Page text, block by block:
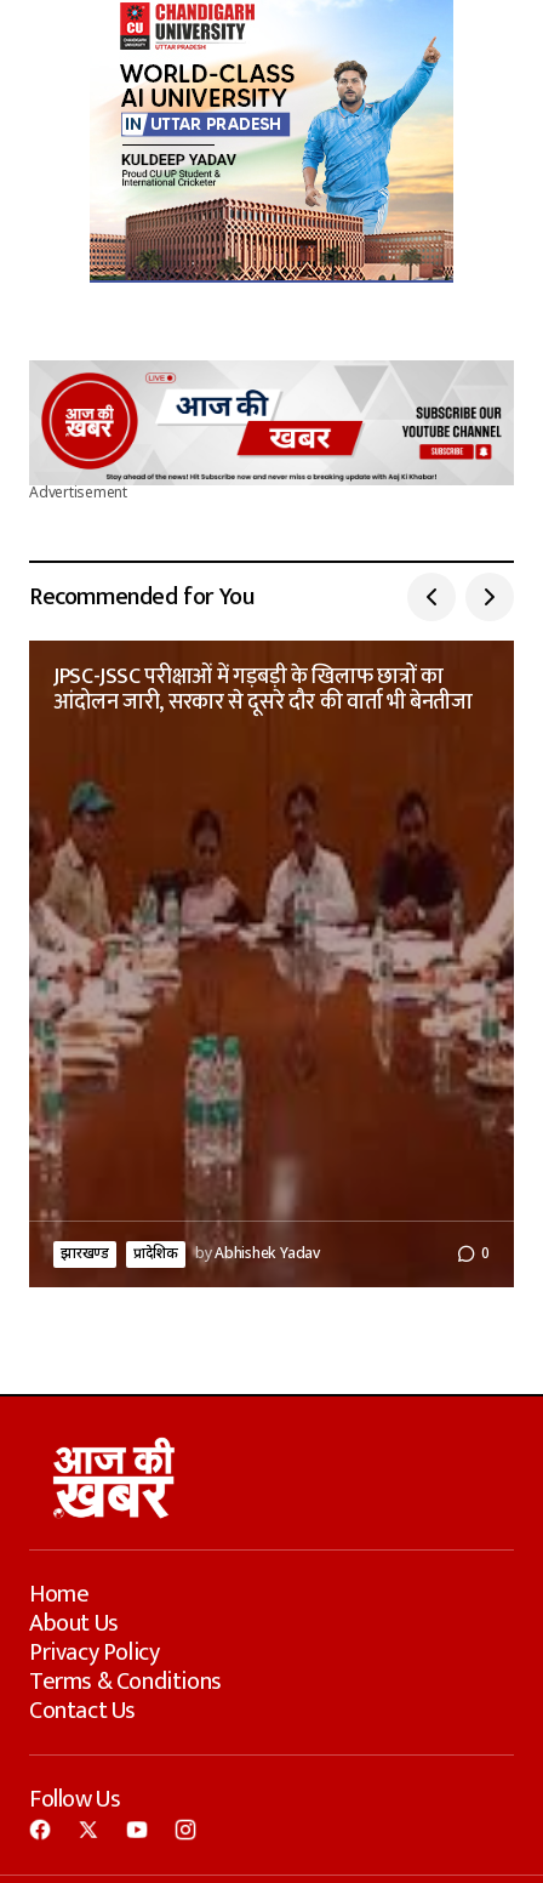
Your E-mail*
Submit Comment
Advertisement
Recommended for You
JPSC-JSSC परीक्षाओं में गड़बड़ी के खिलाफ छात्रों का
आंदोलन जारी, सरकार से दूसरे दौर की वार्ता भी बेनतीजा
झारखण्ड प्रादेशिक byAbhishek Yadav 0
Home
About Us
Privacy Policy
Terms & Conditions
Contact Us
Follow Us